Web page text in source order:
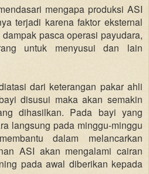
mengapa produksi ASI
terjadi karena faktor eksternal
pasca operasi payudara,
untuk menyusui dan lain
dari keterangan pakar ahli
disusui maka akan semakin
dihasilkan. Pada bayi yang
langsung pada minggu-minggu
dalam melancarkan
ASI akan mengalami cairan
pada awal diberikan kepada